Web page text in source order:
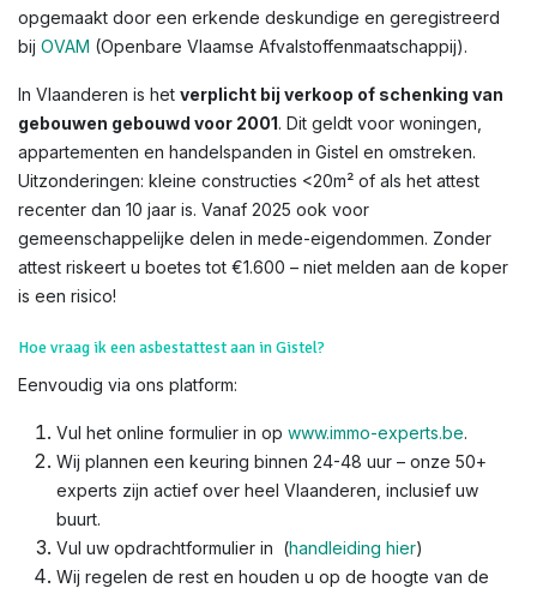
opgemaakt door een erkende deskundige en geregistreerd
bij OVAM (Openbare Vlaamse Afvalstoffenmaatschappij).
In Vlaanderen is het verplicht bij verkoop of schenking van
gebouwen gebouwd voor 2001. Dit geldt voor woningen,
appartementen en handelspanden in Gistel en omstreken.
Uitzonderingen: kleine constructies <20m² of als het attest
recenter dan 10 jaar is. Vanaf 2025 ook voor
gemeenschappelijke delen in mede-eigendommen. Zonder
attest riskeert u boetes tot €1.600 – niet melden aan de koper
is een risico!​
Hoe vraag ik een asbestattest aan in Gistel?
Eenvoudig via ons platform:
Vul het online formulier in op www.immo-experts.be.
Wij plannen een keuring binnen 24-48 uur – onze 50+
experts zijn actief over heel Vlaanderen, inclusief uw
buurt.
Vul uw opdrachtformulier in (handleiding hier)
Wij regelen de rest en houden u op de hoogte van de